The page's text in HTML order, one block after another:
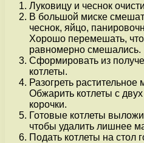
Луковицу и чеснок
В большой миске
чеснок, яйцо,
Хорошо перемешать,
равномерно смешались.
Сформировать из
котлеты.
Разогреть
Обжарить котлеты с
корочки.
Готовые котлеты
чтобы удалить лишнее
Подать котлеты на стол